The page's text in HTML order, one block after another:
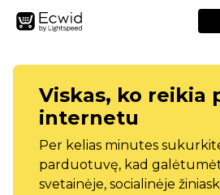
Viskas, ko reikia
internetu
Per kelias minutes
parduotuvę, kad
svetainėje, socialinėje